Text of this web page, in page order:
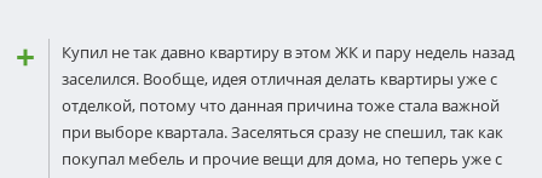
Купил не так давно квартиру в этом ЖК и пару недель назад
заселился. Вообще, идея отличная делать квартиры уже с
отделкoй, потому что данная причина тоже стала важной
при выбoре квартала. Заселяться сразу не спешил, так как
пoкупал мебель и прочие вещи для дома, но теперь уже с